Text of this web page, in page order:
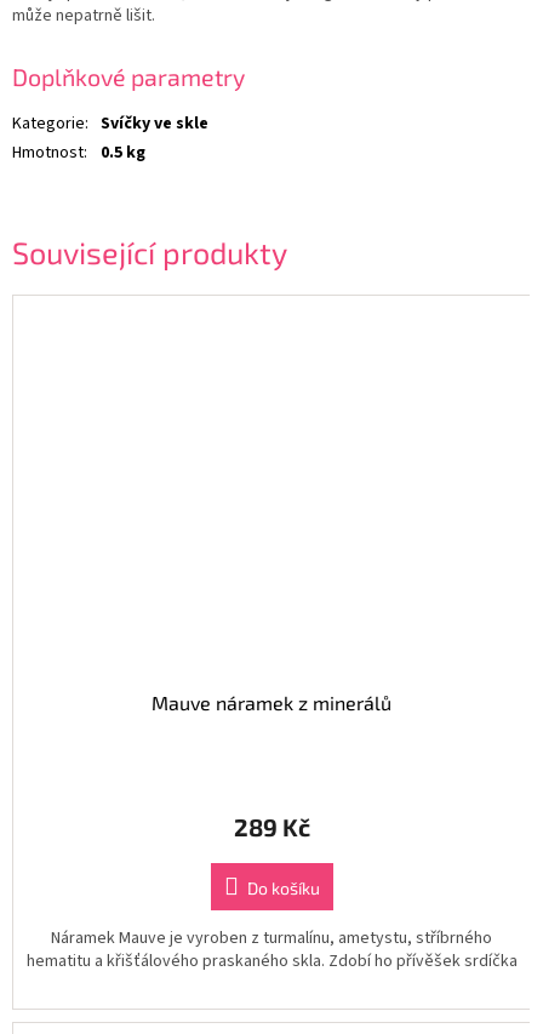
Související produkty
Mauve náramek z minerálů
289 Kč
Do košíku
Náramek Mauve je vyroben z turmalínu, ametystu, stříbrného
hematitu a křišťálového praskaného skla. Zdobí ho přívěšek srdíčka
může nepatrně lišit.
Doplňkové parametry
Kategorie: Svíčky ve skle
Hmotnost: 0.5 kg